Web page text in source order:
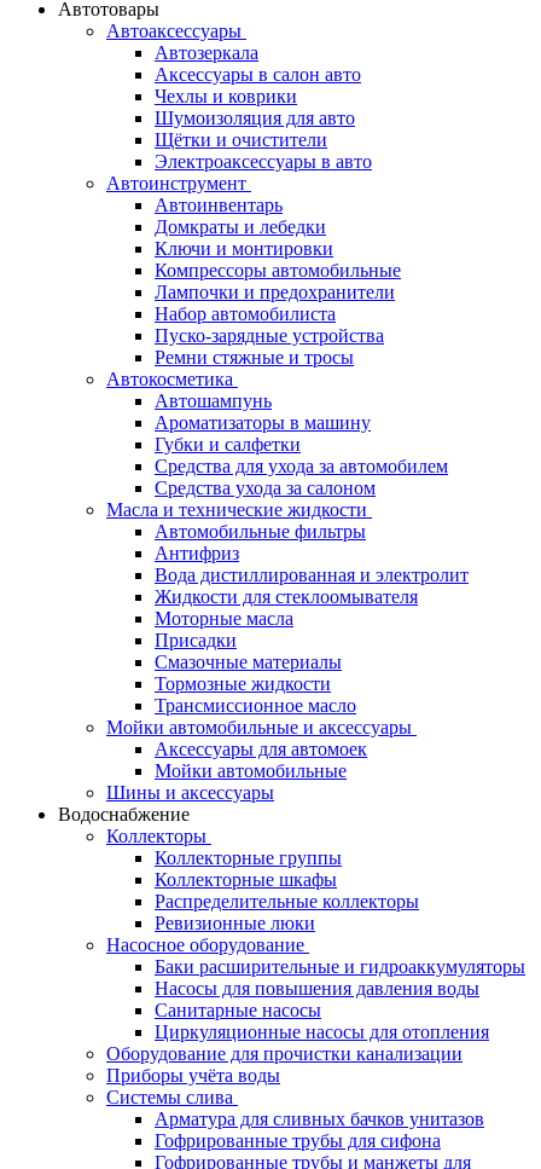
Автотовары
Автоаксессуары
Автозеркала
Аксессуары в салон авто
Чехлы и коврики
Шумоизоляция для авто
Щётки и очистители
Электроаксессуары в авто
Автоинструмент
Автоинвентарь
Домкраты и лебедки
Ключи и монтировки
Компрессоры автомобильные
Лампочки и предохранители
Набор автомобилиста
Пуско-зарядные устройства
Ремни стяжные и тросы
Автокосметика
Автошампунь
Ароматизаторы в машину
Губки и салфетки
Средства для ухода за автомобилем
Средства ухода за салоном
Масла и технические жидкости
Автомобильные фильтры
Антифриз
Вода дистиллированная и электролит
Жидкости для стеклоомывателя
Моторные масла
Присадки
Смазочные материалы
Тормозные жидкости
Трансмиссионное масло
Мойки автомобильные и аксессуары
Аксессуары для автомоек
Мойки автомобильные
Шины и аксессуары
Водоснабжение
Коллекторы
Коллекторные группы
Коллекторные шкафы
Распределительные коллекторы
Ревизионные люки
Насосное оборудование
Баки расширительные и гидроаккумуляторы
Насосы для повышения давления воды
Санитарные насосы
Циркуляционные насосы для отопления
Оборудование для прочистки канализации
Приборы учёта воды
Системы слива
Арматура для сливных бачков унитазов
Гофрированные трубы для сифона
Гофрированные трубы и манжеты для